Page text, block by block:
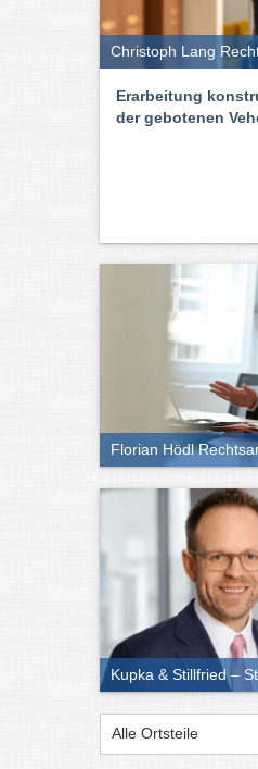
Christoph Lang
Erarbeitung
der gebotenen
Florian Hödl
Kupka & Stillfried –
Alle Ortsteile